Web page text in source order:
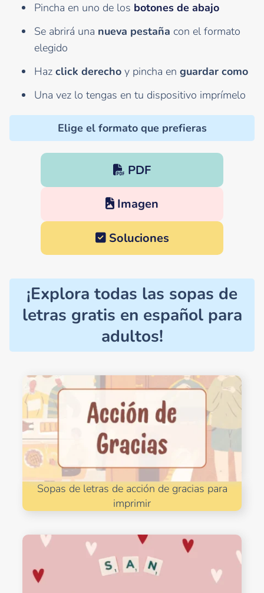
Pincha en uno de los botones de abajo
Se abrirá una nueva pestaña con el formato
elegido
Haz click derecho y pincha en guardar como
Una vez lo tengas en tu dispositivo imprímelo
Elige el formato que prefieras
PDF
Imagen
Soluciones
¡Explora todas las sopas de
letras gratis en español para
adultos!
Sopas de letras de acción de gracias para
imprimir